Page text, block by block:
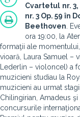
Cvartetul nr.
nr. 3 Op. 59 în
Beethoven .
ora 19:00, la
formaţii ale momentului,
vioară, Laura Samuel –
Lederlin – violoncel) a
muzicieni studiau la
muzicieni au urmat
Chilingirian, Amadeus
concursurile